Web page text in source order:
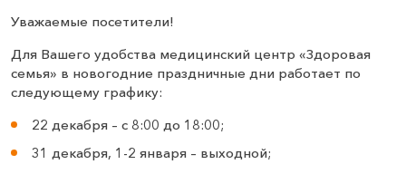
Уважаемые посетители!
Для Вашего удобства медицинский центр «Здоровая
семья» в новогодние праздничные дни работает по
следующему графику:
22 декабря – с 8:00 до 18:00;
31 декабря, 1-2 января – выходной;